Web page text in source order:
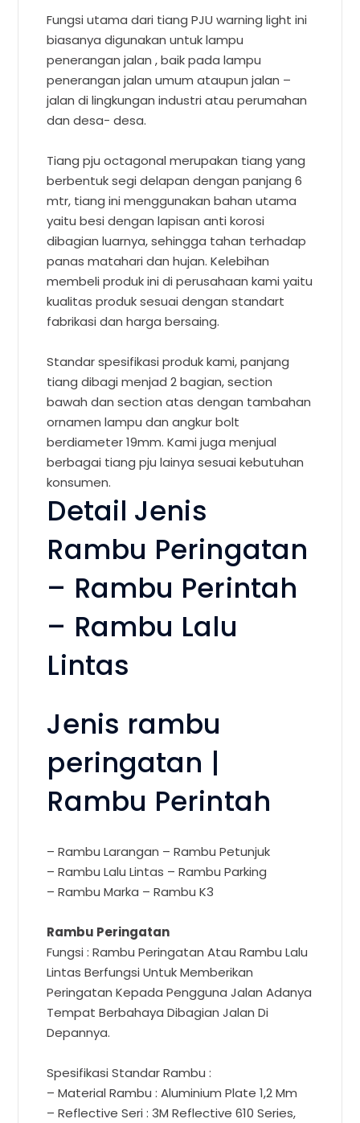
Fungsi utama dari tiang PJU warning light ini
biasanya digunakan untuk lampu
penerangan jalan , baik pada lampu
penerangan jalan umum ataupun jalan –
jalan di lingkungan industri atau perumahan
dan desa- desa.
Tiang pju octagonal merupakan tiang yang
berbentuk segi delapan dengan panjang 6
mtr, tiang ini menggunakan bahan utama
yaitu besi dengan lapisan anti korosi
dibagian luarnya, sehingga tahan terhadap
panas matahari dan hujan. Kelebihan
membeli produk ini di perusahaan kami yaitu
kualitas produk sesuai dengan standart
fabrikasi dan harga bersaing.
Standar spesifikasi produk kami, panjang
tiang dibagi menjad 2 bagian, section
bawah dan section atas dengan tambahan
ornamen lampu dan angkur bolt
berdiameter 19mm. Kami juga menjual
berbagai tiang pju lainya sesuai kebutuhan
konsumen.
Detail Jenis
Rambu Peringatan
– Rambu Perintah
– Rambu Lalu
Lintas
Jenis rambu
peringatan |
Rambu Perintah
– Rambu Larangan – Rambu Petunjuk
– Rambu Lalu Lintas – Rambu Parking
– Rambu Marka – Rambu K3
Rambu Peringatan
Fungsi : Rambu Peringatan Atau Rambu Lalu
Lintas Berfungsi Untuk Memberikan
Peringatan Kepada Pengguna Jalan Adanya
Tempat Berbahaya Dibagian Jalan Di
Depannya.
Spesifikasi Standar Rambu :
– Material Rambu : Aluminium Plate 1,2 Mm
– Reflective Seri : 3M Reflective 610 Series,